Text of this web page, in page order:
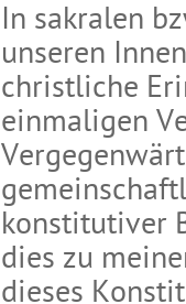
In sakralen
unseren
christliche
einmaligen
konstitutiver
dies zu
dieses